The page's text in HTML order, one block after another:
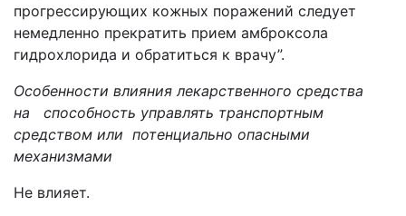
прогрессирующих кожных поражений следует
немедленно прекратить прием амброксола
гидрохлорида и обратиться к врачу”.
Особенности влияния лекарственного средства
на способность управлять транспортным
средством или потенциально опасными
механизмами
Не влияет.